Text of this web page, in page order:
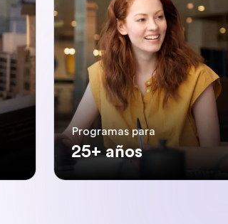
Programas para
25+ años